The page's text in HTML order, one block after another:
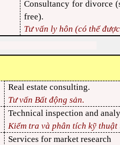
Consultancy for divorce
free).
Tư vấn ly hôn (có thể
Real estate consulting.
Tư vấn Bất động sản.
Technical inspection and
Kiểm tra và phân tích kỹ
Services for market research